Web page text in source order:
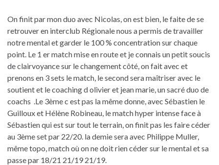
On finit par mon duo avec Nicolas, on est bien, le faite de se
retrouver en interclub Régionale nous a permis de travailler
notre mental et garder le 100 % concentration sur chaque
point. Le 1 er match mise en route et je connais un petit soucis
de clairvoyance sur le changement côté, on fait avec et
prenons en 3 sets le match, le second sera maîtriser avec le
soutient et le coaching d olivier et jean marie, un sacré duo de
coachs .Le 3ème c est pas la même donne, avec Sébastien le
Guilloux et Hélène Robineau, le match hyper intense face à
Sébastien qui est sur tout le terrain, on finit pas les faire céder
au 3ème set par 22/20. la demie sera avec Philippe Muller,
même topo, match où on ne doit rien céder sur le mental et sa
passe par 18/21 21/19 21/19.